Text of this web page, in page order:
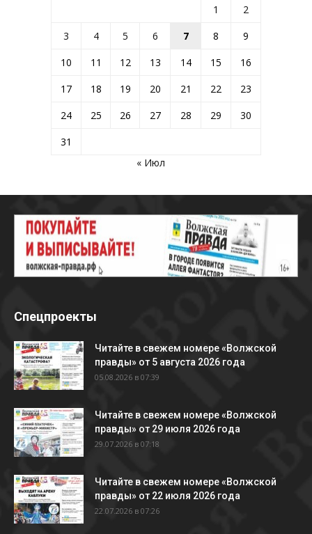
1
2
3
4 5 6 7 8
9
10
11 12 13 14 15
16
17
18 19 20 21 22
23
24
25 26 27 28 29
30
31
« Июл
Спецпроекты
Читайте в свежем номере «Волжской
правды» от 5 августа 2026 года
05.08.2026 в 07:39
Читайте в свежем номере «Волжской
правды» от 29 июля 2026 года
29.07.2026 в 07:18
Читайте в свежем номере «Волжской
правды» от 22 июля 2026 года
22.07.2026 в 07:26